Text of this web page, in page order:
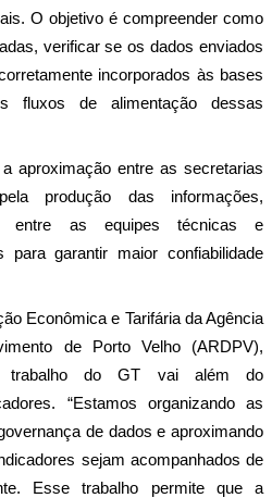
O objetivo é compreender como
verificar se os dados enviados
incorporados às bases
fluxos de alimentação dessas
aproximação entre as secretarias
produção das informações,
entre as equipes técnicas e
para garantir maior confiabilidade
Econômica e Tarifária da Agência
de Porto Velho (ARDPV),
trabalho do GT vai além do
“Estamos organizando as
de dados e aproximando
sejam acompanhados de
Esse trabalho permite que a